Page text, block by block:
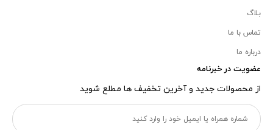
بلاگ
تماس با ما
درباره ما
عضویت در خبرنامه
از محصولات جدید و آخرین تخفیف ها مطلع شوید